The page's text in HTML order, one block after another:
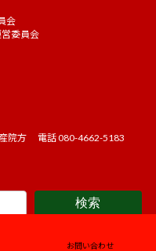
会
委員会
院方 電話 080-4662-5183
検索
お問い合わせ